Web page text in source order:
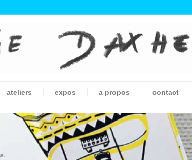
ateliers expos a propos contact